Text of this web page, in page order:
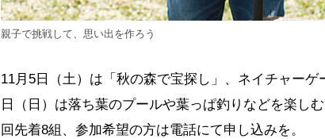
親子で挑戦して、思い出を作ろう
11月5日（土）は「秋の森で宝探し」、ネイチャー
日（日）は落ち葉のプールや葉っぱ釣りなどを楽し
回先着8組、参加希望の方は電話にて申し込みを。